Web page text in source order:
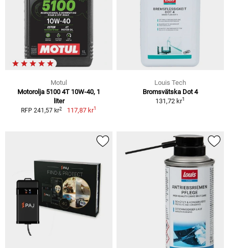
Motul
Motorolja 5100 4T 10W-40, 1
liter
RFP 241,57 kr2 117,87 kr1
Louis Tech
Bromsvätska Dot 4
131,72 kr1